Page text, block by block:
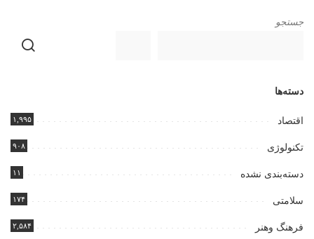
جستجو
دسته‌ها
اقتصاد ۱,۹۹۵
تکنولوژی ۹۰۸
دسته‌بندی نشده ۱۱
سلامتی ۱۷۴
فرهنگ وهنر ۲,۵۸۴